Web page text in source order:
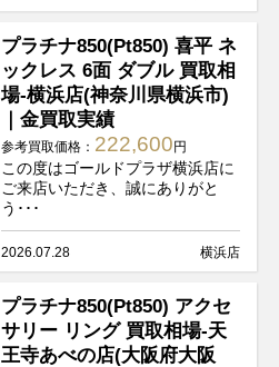
プラチナ850(Pt850) 喜平 ネ
ックレス 6面 ダブル 買取相
場-横浜店(神奈川県横浜市)
｜金買取実績
参考買取価格： 222,600円
この度はゴールドプラザ横浜店に
ご来店いただき、誠にありがと
う･･･
2026.07.28 横浜店
プラチナ850(Pt850) アクセ
サリー リング 買取相場-天
王寺あべの店(大阪府大阪